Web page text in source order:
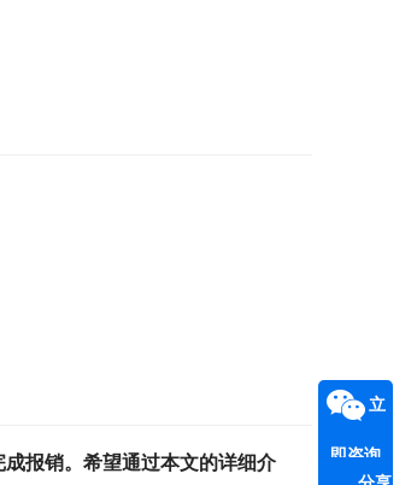
报销。希望通过本文的详细介
立
即咨询